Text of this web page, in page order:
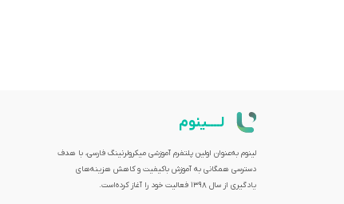
لــــینوم
لینوم به‌عنوان اولین پلتفرم آموزشی میکرولرنینگ فارسی، با هدف
دسترسی همگانی به آموزش باکیفیت و کاهش هزینه‌های
یادگیری از سال 1398 فعالیت خود را آغاز کرده‌است.